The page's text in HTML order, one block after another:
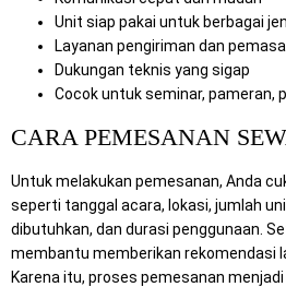
Unit siap pakai untuk berbagai
Layanan pengiriman dan
Dukungan teknis yang sigap
Cocok untuk seminar, pameran,
CARA PEMESANAN
Untuk melakukan pemesanan, Anda
seperti tanggal acara, lokasi, jumlah
dibutuhkan, dan durasi penggunaan.
membantu memberikan rekomendasi
Karena itu, proses pemesanan